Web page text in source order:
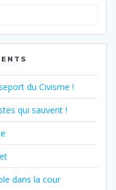
du Civisme !
qui sauvent !
dans la cour